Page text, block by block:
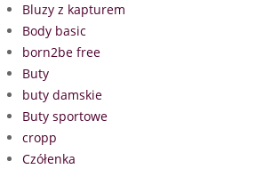
Bluzy z kapturem
Body basic
born2be free
Buty
buty damskie
Buty sportowe
cropp
Czółenka